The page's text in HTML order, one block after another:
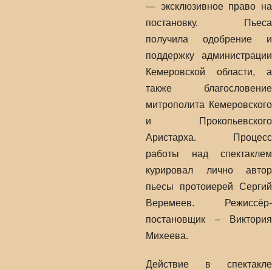
— эксклюзивное право на
постановку. Пьеса
получила одобрение и
поддержку администрации
Кемеровской области, а
также благословение
митрополита Кемеровского
и Прокопьевского
Аристарха. Процесс
работы над спектаклем
курировал лично автор
пьесы протоиерей Сергий
Веремеев. Режиссёр-
постановщик – Виктория
Михеева.
Действие в спектакле